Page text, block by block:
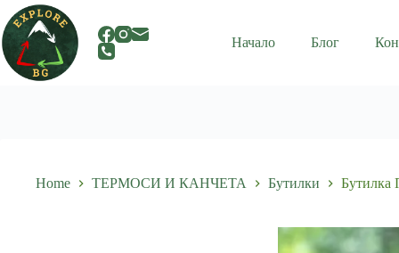
Skip
to
content
Начало Блог
Home ТЕРМОСИ И КАНЧЕТА Бутилки Бутилка